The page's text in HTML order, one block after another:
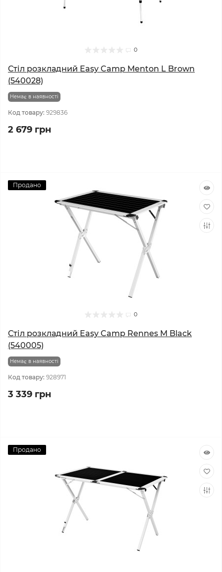
0
Стіл розкладний Easy Camp Menton L Brown
(540028)
Немає в наявності
Код товару: 929836
2 679 грн
Продано
0
Стіл розкладний Easy Camp Rennes M Black
(540005)
Немає в наявності
Код товару: 928971
3 339 грн
Продано